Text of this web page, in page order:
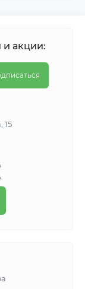
и акции:
15